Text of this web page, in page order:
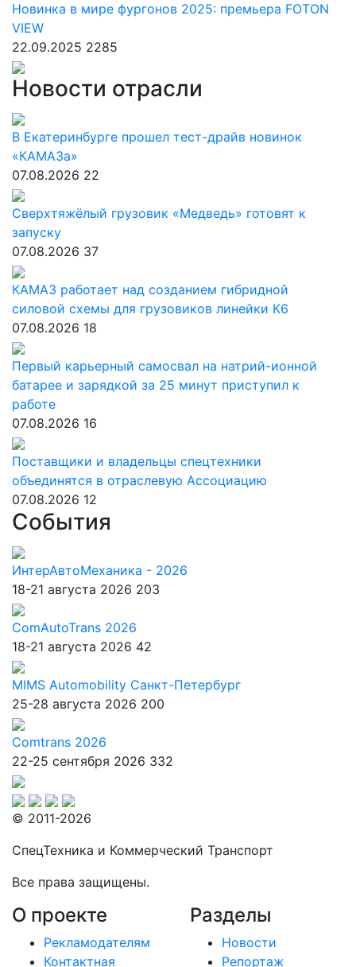
Новинка в мире фургонов 2025: премьера FOTON
VIEW
22.09.2025 2285
Новости отрасли
В Екатеринбурге прошел тест-драйв новинок
«КАМАЗа»
07.08.2026 22
Сверхтяжёлый грузовик «Медведь» готовят к
запуску
07.08.2026 37
КАМАЗ работает над созданием гибридной
силовой схемы для грузовиков линейки К6
07.08.2026 18
Первый карьерный самосвал на натрий-ионной
батарее и зарядкой за 25 минут приступил к
работе
07.08.2026 16
Поставщики и владельцы спецтехники
объединятся в отраслевую Ассоциацию
07.08.2026 12
События
ИнтерАвтоМеханика - 2026
18-21 августа 2026 203
ComAutoTrans 2026
18-21 августа 2026 42
MIMS Automobility Санкт-Петербург
25-28 августа 2026 200
Comtrans 2026
22-25 сентября 2026 332
© 2011-2026
СпецТехника и Коммерческий Транспорт
Все права защищены.
О проекте
Рекламодателям
Контактная
Разделы
Новости
Репортаж